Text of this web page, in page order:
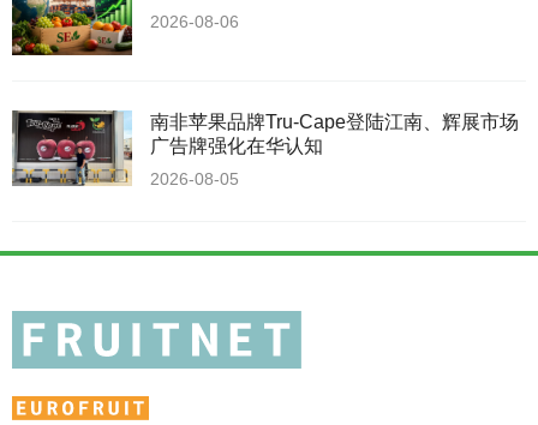
2026-08-06
南非苹果品牌Tru-Cape登陆江南、辉展市场
广告牌强化在华认知
2026-08-05